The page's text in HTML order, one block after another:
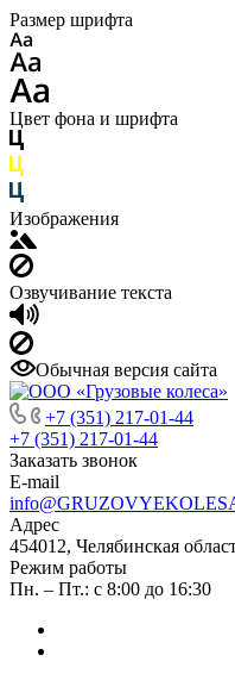
Размер шрифта
Цвет фона и шрифта
Изображения
Озвучивание текста
Обычная версия сайта
+7 (351) 217-01-44
+7 (351) 217-01-44
Заказать звонок
E-mail
Адрес
454012, Челябинская
Режим работы
Пн. – Пт.: с 8:00 до 16:30